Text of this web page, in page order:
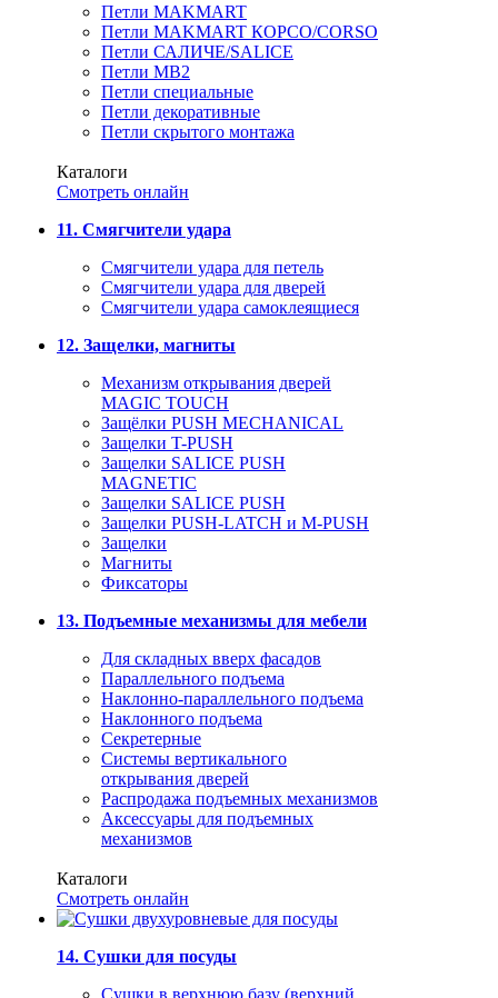
Петли MAKMART
Петли MAKMART КОРСО/CORSO
Петли САЛИЧЕ/SALICE
Петли MB2
Петли специальные
Петли декоративные
Петли скрытого монтажа
Каталоги
Смотреть онлайн
11. Смягчители удара
Смягчители удара для петель
Смягчители удара для дверей
Cмягчители удара самоклеящиеся
12. Защелки, магниты
Механизм открывания дверей
MAGIC TOUCH
Защёлки PUSH MECHANICAL
Защелки T-PUSH
Защелки SALICE PUSH
MAGNETIC
Защелки SALICE PUSH
Защелки PUSH-LATCH и M-PUSH
Защелки
Магниты
Фиксаторы
13. Подъемные механизмы для мебели
Для складных вверх фасадов
Параллельного подъема
Наклонно-параллельного подъема
Наклонного подъема
Секретерные
Системы вертикального
открывания дверей
Распродажа подъемных механизмов
Аксессуары для подъемных
механизмов
Каталоги
Смотреть онлайн
14. Сушки для посуды
Сушки в верхнюю базу (верхний